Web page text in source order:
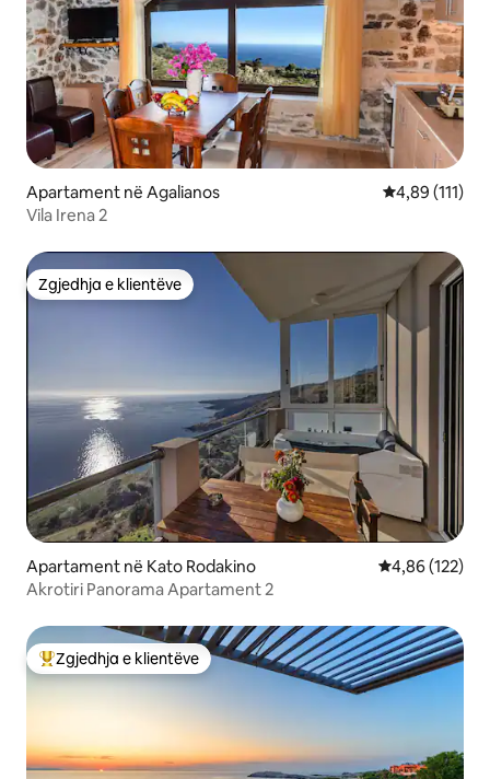
Apartament në Agalianos Vlerësimi
4,89 (111)
Vila Irena 2
Zgjedhja e klientëve
Zgjedhja e klientëve
Apartament në Kato Rodakino Vlerësimi
4,86 (122)
Akrotiri Panorama Apartament 2
Më të mirat e zgjedhjeve të klientëve
Zgjedhja e klientëve